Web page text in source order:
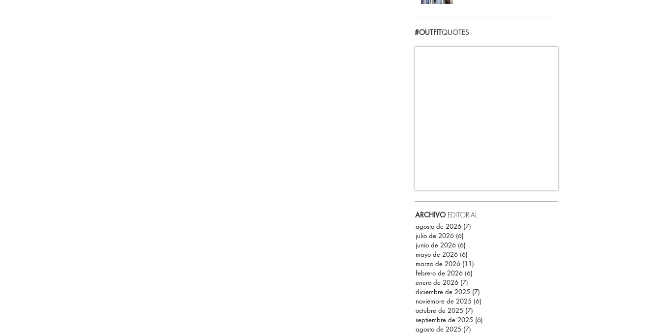
#OUTFITQUOTES
ARCHIVO EDITORIAL
agosto de 2026 (7)
julio de 2026 (6)
junio de 2026 (6)
mayo de 2026 (6)
marzo de 2026 (11)
febrero de 2026 (6)
enero de 2026 (7)
diciembre de 2025 (7)
noviembre de 2025 (6)
octubre de 2025 (7)
septiembre de 2025 (6)
agosto de 2025 (7)